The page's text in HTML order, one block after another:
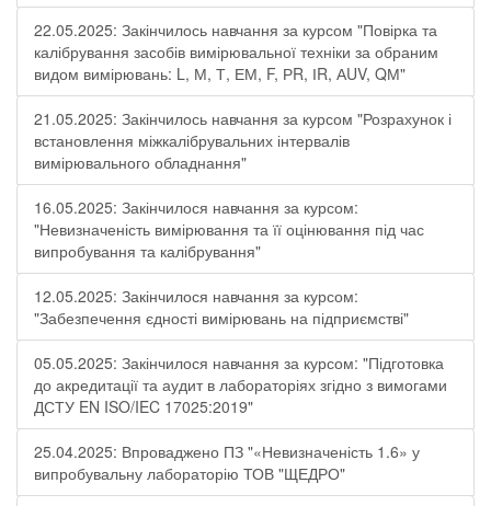
22.05.2025: Закінчилось навчання за курсом "Повірка та
калібрування засобів вимірювальної техніки за обраним
видом вимірювань: L, М, Т, ЕМ, F, РR, ІR, АUV, QМ"
21.05.2025: Закінчилось навчання за курсом "Розрахунок і
встановлення міжкалібрувальних інтервалів
вимірювального обладнання"
16.05.2025: Закінчилося навчання за курсом:
"Невизначеність вимірювання та її оцінювання під час
випробування та калібрування"
12.05.2025: Закінчилося навчання за курсом:
"Забезпечення єдності вимірювань на підприємстві"
05.05.2025: Закінчилося навчання за курсом: "Підготовка
до акредитації та аудит в лабораторіях згідно з вимогами
ДСТУ EN ISO/IEC 17025:2019"
25.04.2025: Впроваджено ПЗ "«Невизначеність 1.6» у
випробувальну лабораторію ТОВ "ЩЕДРО"